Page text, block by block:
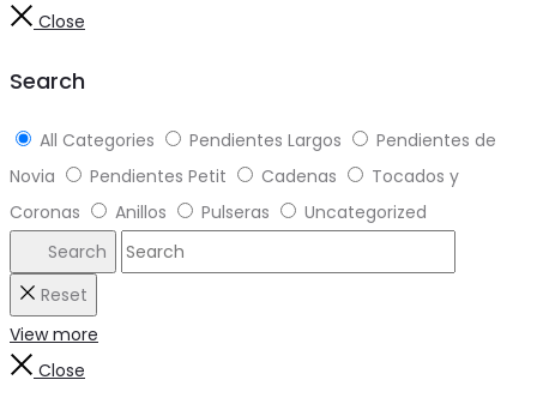
Close
Search
All Categories Pendientes Largos
Pendientes de
Novia
Pendientes Petit Cadenas
Tocados y
Coronas
Anillos Pulseras
Uncategorized
Search
Reset
View more
Close